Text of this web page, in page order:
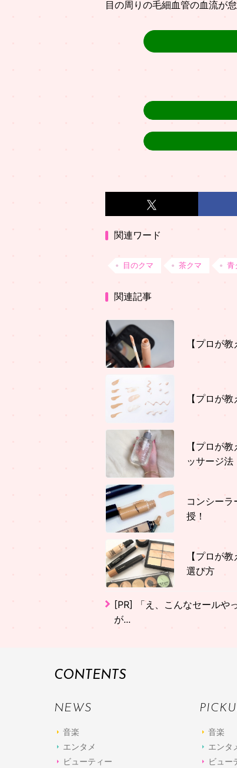
目の周りの毛細血管の血流が
関連ワード
目のクマ 茶クマ 青
関連記事
【プロが
【プロが
【プロが
ッサージ法
コンシー
授！
【プロが
選び方
[PR]
「え、こんなセールや
が...
CONTENTS
NEWS
音楽
エンタメ
ビューティー
音楽
エンタ
ビュー